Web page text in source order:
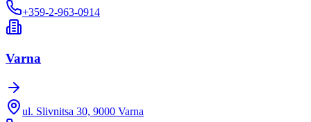
+359-2-963-0914
Varna
ul. Slivnitsa 30, 9000 Varna